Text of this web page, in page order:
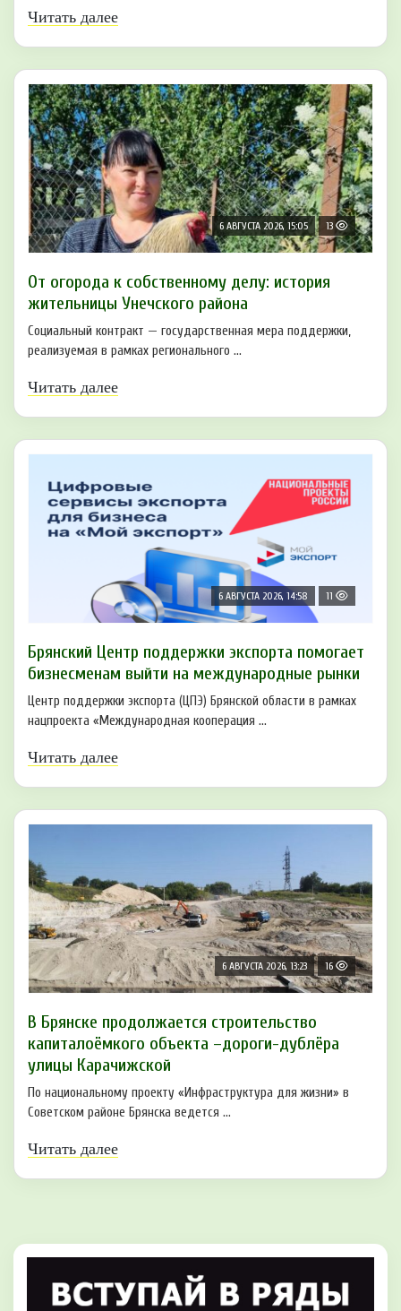
Читать далее
6 АВГУСТА 2026, 15:05 13
От огорода к собственному делу: история
жительницы Унечского района
Социальный контракт — государственная мера поддержки,
реализуемая в рамках регионального ...
Читать далее
6 АВГУСТА 2026, 14:58 11
Брянский Центр поддержки экспорта помогает
бизнесменам выйти на международные рынки
Центр поддержки экспорта (ЦПЭ) Брянской области в рамках
нацпроекта «Международная кооперация ...
Читать далее
6 АВГУСТА 2026, 13:23 16
В Брянске продолжается строительство
капиталоёмкого объекта –дороги-дублёра
улицы Карачижской
По национальному проекту «Инфраструктура для жизни» в
Советском районе Брянска ведется ...
Читать далее